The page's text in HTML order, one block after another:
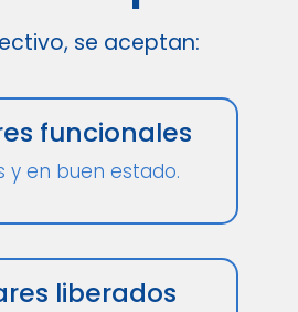
se aceptan:
funcionales
y en buen estado.
liberados